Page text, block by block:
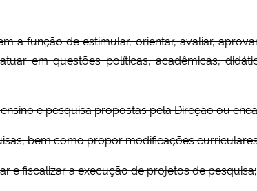
a função de estimular, orientar, avaliar,
em questões políticas, acadêmicas,
e pesquisa propostas pela Direção ou
bem como propor modificações
e fiscalizar a execução de projetos de pesquisa;